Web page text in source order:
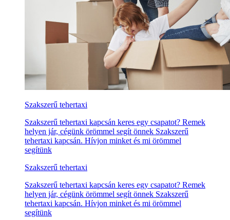
Szakszerű tehertaxi
Szakszerű tehertaxi kapcsán keres egy csapatot? Remek
helyen jár, cégünk örömmel segít önnek Szakszerű
tehertaxi kapcsán. Hívjon minket és mi örömmel
segítünk
Szakszerű tehertaxi
Szakszerű tehertaxi kapcsán keres egy csapatot? Remek
helyen jár, cégünk örömmel segít önnek Szakszerű
tehertaxi kapcsán. Hívjon minket és mi örömmel
segítünk